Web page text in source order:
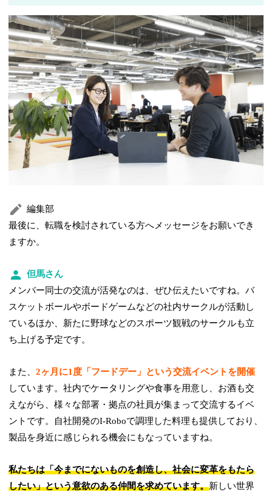
編集部
最後に、転職を検討されている方へメッセージをお願いでき
ますか。
但馬さん
メンバー同士の交流が活発なのは、ぜひ伝えたいですね。バ
スケットボールやボードゲームなどの社内サークルが活動し
ているほか、新たに野球などのスポーツ観戦のサークルも立
ち上げる予定です。
また、2ヶ月に1度「フードデー」という交流イベントを開催
しています。社内でケータリングや食事を用意し、お酒も交
えながら、様々な部署・拠点の社員が集まって交流するイベ
ントです。自社開発のI-Roboで調理した料理も提供しており、
製品を身近に感じられる機会にもなっていますね。
私たちは「今までにないものを創造し、社会に変革をもたら
したい」という意欲のある仲間を求めています。新しい世界